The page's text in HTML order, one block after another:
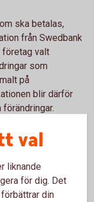
ska betalas,
från Swedbank
företag valt
som
på
blir därför
i
val
liknande
för dig. Det
din